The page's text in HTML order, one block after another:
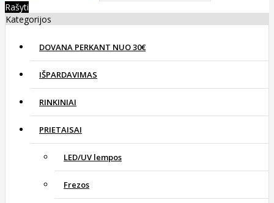
Rašyti
Kategorijos
DOVANA PERKANT NUO 30€
IŠPARDAVIMAS
RINKINIAI
PRIETAISAI
LED/UV lempos
Frezos